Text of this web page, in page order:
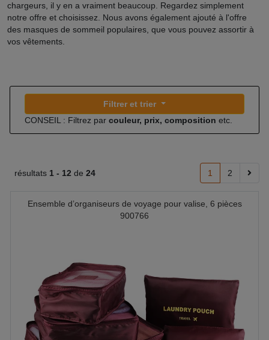
chargeurs, il y en a vraiment beaucoup. Regardez simplement
notre offre et choisissez. Nous avons également ajouté à l'offre
des masques de sommeil populaires, que vous pouvez assortir à
vos vêtements.
Filtrer et trier
CONSEIL : Filtrez par couleur, prix, composition etc.
résultats 1 - 12 de 24 1 2
Ensemble d’organiseurs de voyage pour valise, 6 pièces
900766